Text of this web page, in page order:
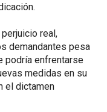
real,
demandantes pesa
podría enfrentarse
medidas en su
el dictamen